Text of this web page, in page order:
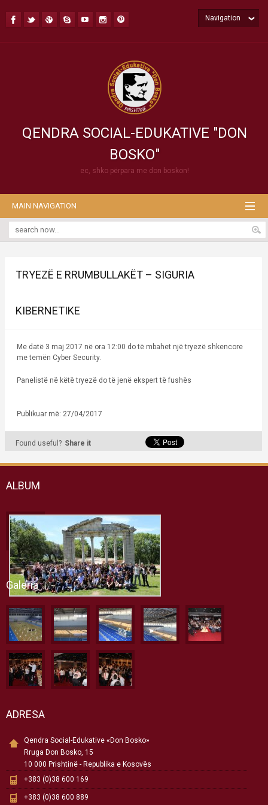
QENDRA SOCIAL-EDUKATIVE "DON
BOSKO"
ec, shko përpara me don boskon!
Navigation
MAIN NAVIGATION
TRYEZË E RRUMBULLAKËT – SIGURIA
KIBERNETIKE
Me datë 3 maj 2017 në ora 12:00 do të mbahet një tryezë shkencore
me temën Cyber Security.
Panelistë në këtë tryezë do të jenë ekspert të fushës
Publikuar më: 27/04/2017
Found useful? Share it
ALBUM
Galeria
ADRESA
Qendra Social-Edukative «Don Bosko»
Rruga Don Bosko, 15
10 000 Prishtinë - Republika e Kosovës
+383 (0)38 600 169
+383 (0)38 600 889